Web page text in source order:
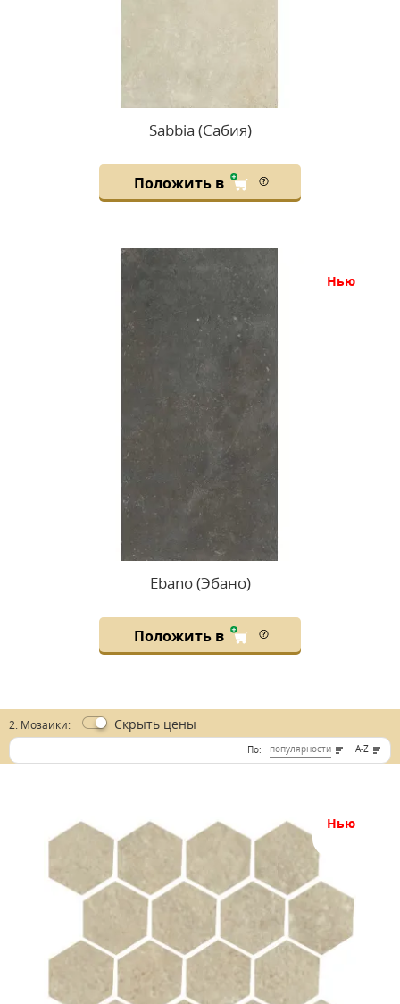
Sabbia (Сабия)
Положить в
нью
Ebano (Эбано)
Положить в
2. Мозаики: Скрыть цены
По: популярности A-Z
нью